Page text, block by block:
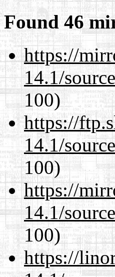
Found 46
https://
14.1/
100)
https://
14.1/
100)
https://
14.1/
100)
https://